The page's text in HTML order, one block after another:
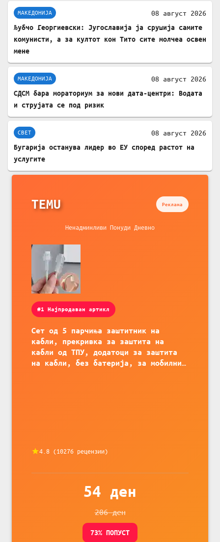
МАКЕДОНИЈА 08 август 2026
Љубчо Георгиевски: Југославија ја срушија самите
комунисти, а за култот кон Тито сите молчеа освен
мене
МАКЕДОНИЈА 08 август 2026
СДСМ бара мораториум за нови дата-центри: Водата
и струјата се под ризик
СВЕТ 08 август 2026
Бугарија останува лидер во ЕУ според растот на
услугите
TEMU Реклама
Ненадминливи Понуди Дневно
#1 Најпродаван артикл
Сет од 5 парчиња заштитник на
кабли, прекривка за заштита на
кабли од ТПУ, додатоци за заштита
на кабли, без батерија, за мобилни
4.8 (10276 рецензии)
54 ден
206ден
73% ПОПУСТ